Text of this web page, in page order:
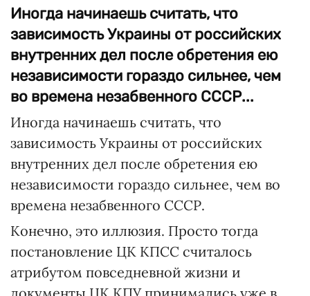
Иногда начинаешь считать, что
зависимость Украины от российских
внутренних дел после обретения ею
независимости гораздо сильнее, чем
во времена незабвенного СССР...
Иногда начинаешь считать, что
зависимость Украины от российских
внутренних дел после обретения ею
независимости гораздо сильнее, чем во
времена незабвенного СССР.
Конечно, это иллюзия. Просто тогда
постановление ЦК КПСС считалось
атрибутом повседневной жизни и